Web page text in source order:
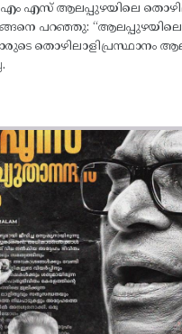
എസ് ആലപ്പുഴയിലെ
പറഞ്ഞു: “ആലപ്പുഴയിലെ
തൊഴിലാളിപ്രസ്ഥാനം